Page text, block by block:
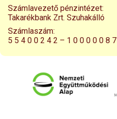
Számlavezető pénzintézet:
Takarékbank Zrt. Szuhakálló
Számlaszám:
5 5 4 0 0 2 4 2 – 1 0 0 0 0 0 8 7